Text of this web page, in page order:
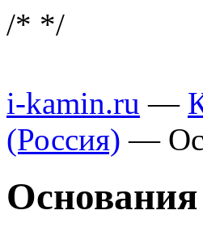
/* */
i-kamin.ru —
(Россия) —